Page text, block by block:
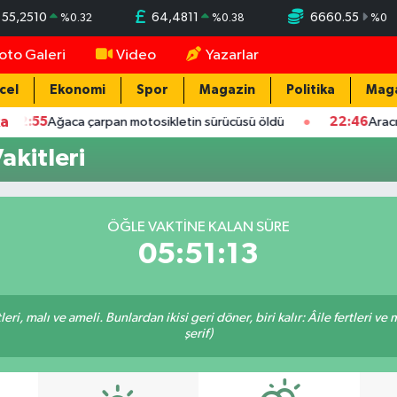
55,2510 %0.32 64,4811 %0.38 6660.55 %0
Galeri Video Yazarlar
Ekonomi Spor Magazin Politika
Ağaca çarpan motosikletin sürücüsü öldü 22:46 Aracın
ÖĞLE VAKTINE KALAN SÜRE
05:51:13
malı ve ameli. Bunlardan ikisi geri döner, biri kalır: Âile fertleri ve
şerif)